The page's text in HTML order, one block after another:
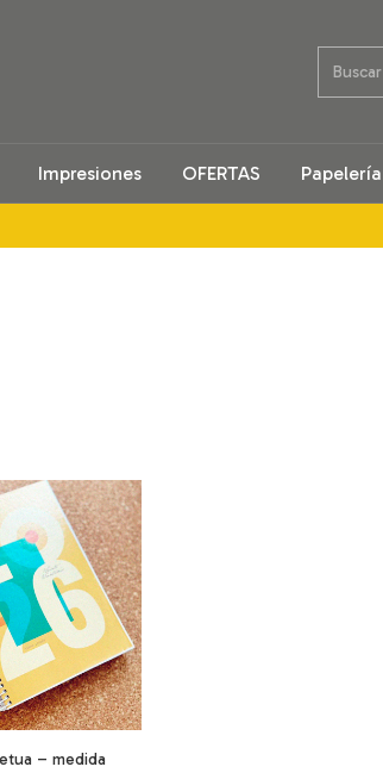
Impresiones OFERTAS Papelería
– medida